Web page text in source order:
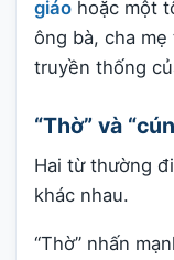
giáo hoặc một
ông bà, cha
truyền thống
“Thờ” và
Hai từ thường
khác nhau.
“Thờ” nhấn